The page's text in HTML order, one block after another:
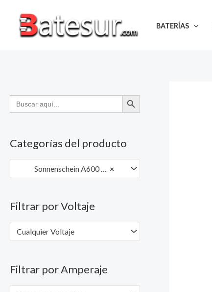
contenido
BATERÍAS
Buscar: BOTÓN DE BÚSQUEDA
Categorías del producto
×
Sonnenschein A600 Solar
Filtrar por Voltaje
Cualquier Voltaje
Filtrar por Amperaje